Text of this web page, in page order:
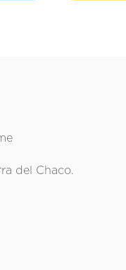
del Chaco.